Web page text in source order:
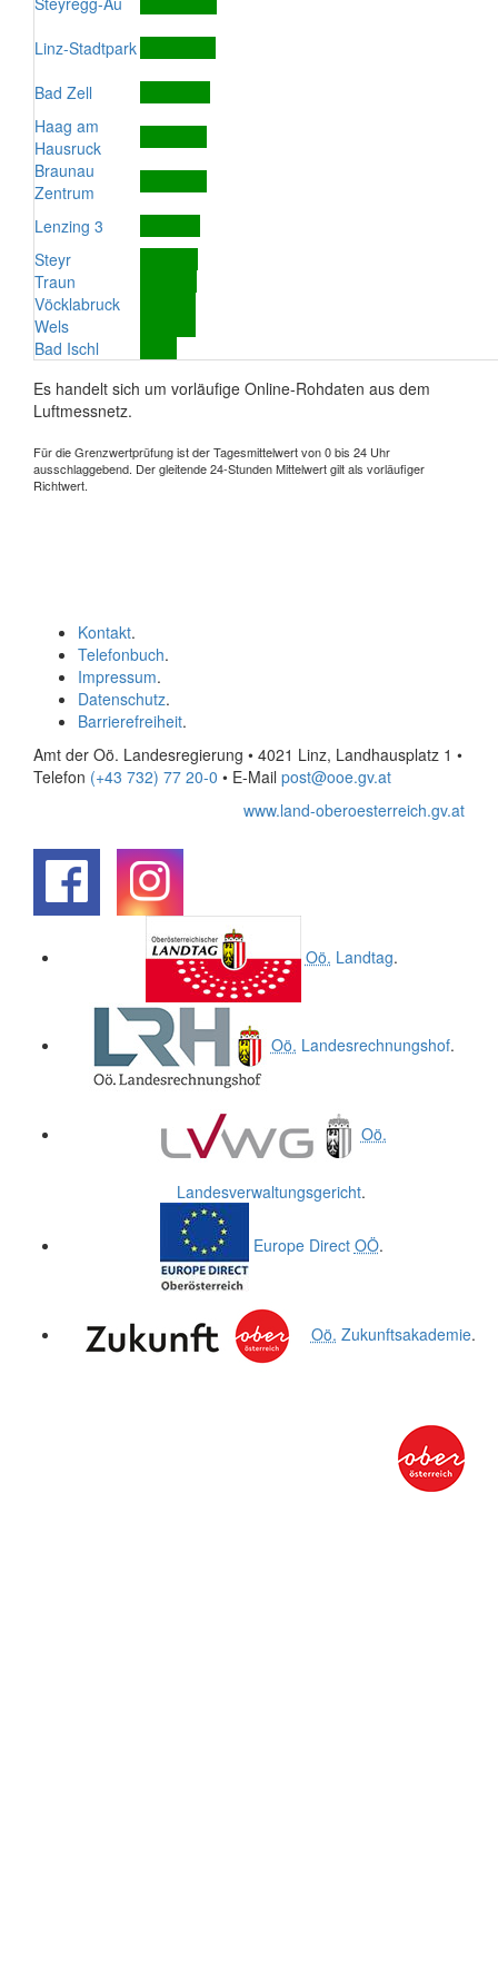
Linz-Stadtpark
Bad Zell
Haag am
Hausruck
Braunau
Zentrum
Lenzing 3
Steyr
Traun
Vöcklabruck
Wels
Bad Ischl
Es handelt sich um vorläufige Online-Rohdaten aus dem
Luftmessnetz.
Für die Grenzwertprüfung ist der Tagesmittelwert von 0 bis 24 Uhr
ausschlaggebend. Der gleitende 24-Stunden Mittelwert gilt als vorläufiger
Richtwert.
Kontakt.
Telefonbuch.
Impressum.
Datenschutz.
Barrierefreiheit.
Amt der Oö. Landesregierung • 4021 Linz, Landhausplatz 1 •
Telefon (+43 732) 77 20-0 • E-Mail post@ooe.gv.at
www.land-oberoesterreich.gv.at
Oö. Landtag.
Oö. Landesrechnungshof.
Oö.
Landesverwaltungsgericht.
Europe Direct OÖ.
Oö. Zukunftsakademie.